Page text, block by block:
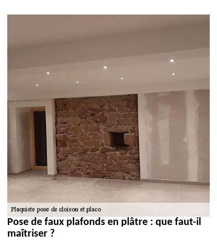
Pose de faux plafonds en plâtre : que faut-il
maîtriser ?